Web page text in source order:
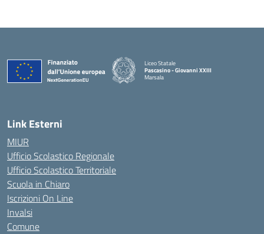
Liceo Statale
Pascasino - Giovanni XXIII
Marsala
Link Esterni
MIUR
Ufficio Scolastico Regionale
Ufficio Scolastico Territoriale
Scuola in Chiaro
Iscrizioni On Line
Invalsi
Comune